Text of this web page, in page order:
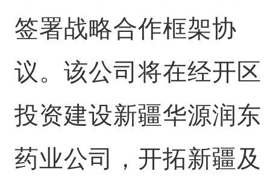
签署战略合作框架协
议。该公司将在经开区
投资建设新疆华源润东
药业公司，开拓新疆及